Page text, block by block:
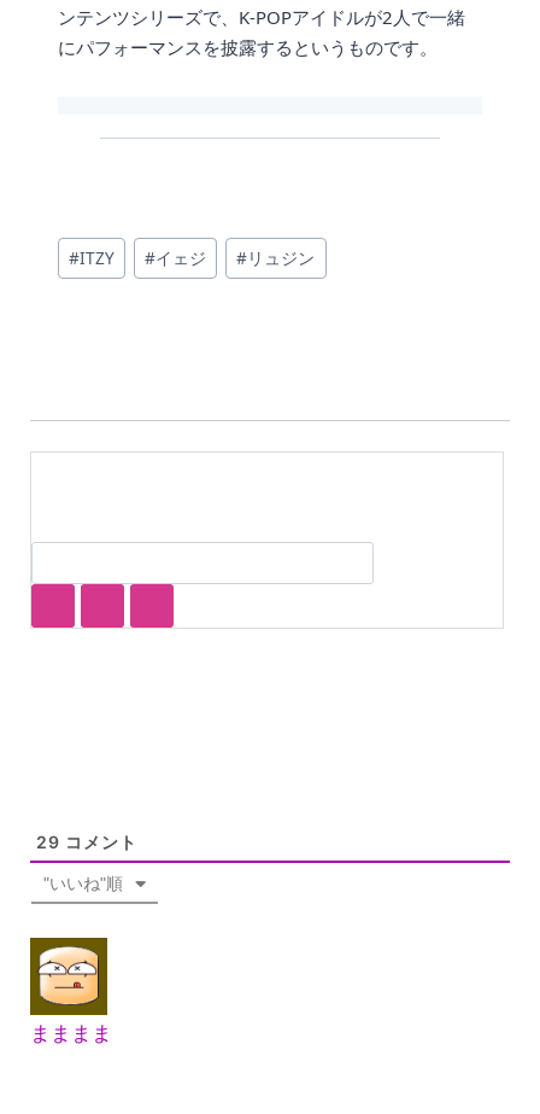
ンテンツシリーズで、K-POPアイドルが2人で一緒
にパフォーマンスを披露するというものです。
投
稿
#ITZY #イェジ #リュジン
29 コメント
"いいね"順
まままま